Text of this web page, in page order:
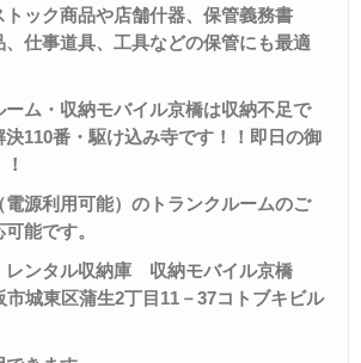
トック商品や店舗什器、保管義務書
仕事道具、工具などの保管にも最適
ム・収納モバイル京橋は収納不足で
決110番・駆け込み寺です！！ 即日の御
電源利用可能）のトランクルームのご
能です。
レンタル収納庫 収納モバイル京橋
城東区蒲生2丁目 11 －37コトブキビル